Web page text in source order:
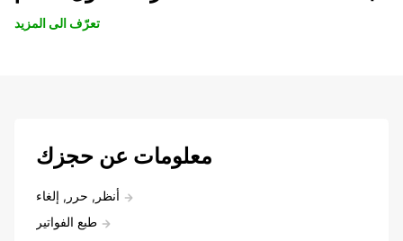
تعرّف الى المزيد
معلومات عن حجزك
أنظر, حرر, إلغاء
طبع الفواتير